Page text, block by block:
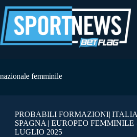
al
contenuto
nazionale femminile
PROBABILI FORMAZIONI|
SPAGNA | EUROPEO FEMMINILE
LUGLIO 2025